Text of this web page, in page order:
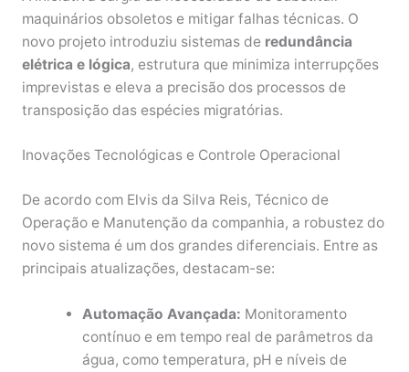
maquinários obsoletos e mitigar falhas técnicas. O
novo projeto introduziu sistemas deredundância
elétrica e lógica, estrutura que minimiza interrupções
imprevistas e eleva a precisão dos processos de
transposição das espécies migratórias.
Inovações Tecnológicas e Controle Operacional
De acordo com Elvis da Silva Reis, Técnico de
Operação e Manutenção da companhia, a robustez do
novo sistema é um dos grandes diferenciais. Entre as
principais atualizações, destacam-se:
Automação Avançada: Monitoramento
contínuo e em tempo real de parâmetros da
água, como temperatura, pH e níveis de